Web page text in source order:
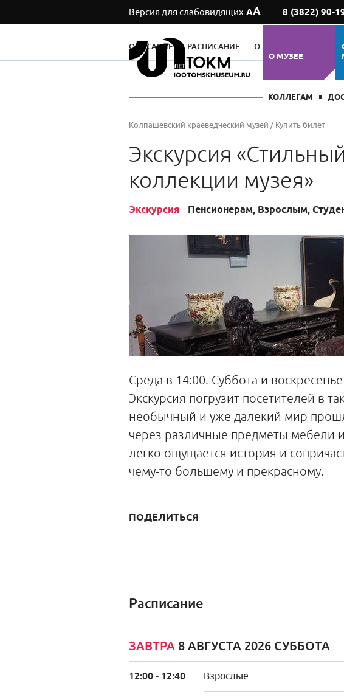
Версия для слабовидящих АА 8 (3822) 90-
О МУЗЕЕ
КОЛЛЕГАМ
Колпашевский краеведческий музей / Купить билет
Экскурсия
коллекции музея»
Экскурсия Пенсионерам, Взрослым,
Среда в 14:00. Суббота и
Экскурсия погрузит посетителей в
необычный и уже далекий мир
через различные предметы мебели
легко ощущается история и
чему-то большему и прекрасному.
ПОДЕЛИТЬСЯ
ОПИСАНИЕ РАСПИСАНИЕ О МЕРОПРИЯТИИ
Расписание
ЗАВТРА 8 АВГУСТА 2026 СУББОТА
12:00 - 12:40 Взрослые